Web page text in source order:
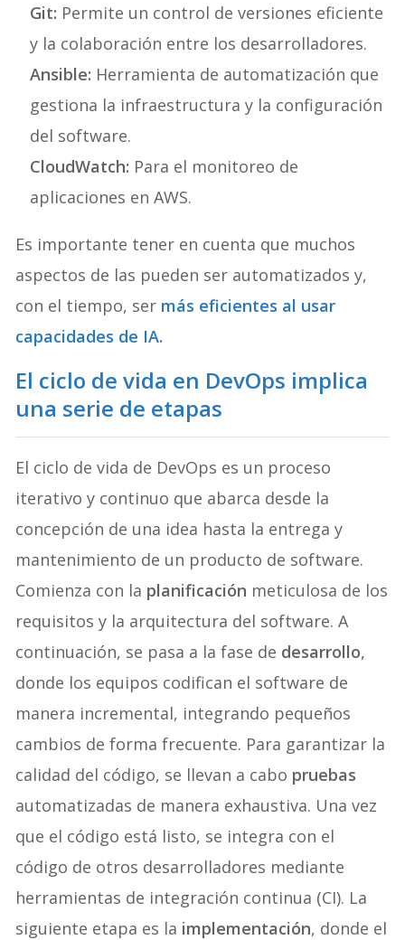
Git: Permite un control de versiones eficiente
y la colaboración entre los desarrolladores.
Ansible: Herramienta de automatización que
gestiona la infraestructura y la configuración
del software.
CloudWatch: Para el monitoreo de
aplicaciones en AWS.
Es importante tener en cuenta que muchos
aspectos de las pueden ser automatizados y,
con el tiempo, ser más eficientes al usar
capacidades de IA.
El ciclo de vida en DevOps implica
una serie de etapas
El ciclo de vida de DevOps es un proceso
iterativo y continuo que abarca desde la
concepción de una idea hasta la entrega y
mantenimiento de un producto de software.
Comienza con la planificación meticulosa de los
requisitos y la arquitectura del software. A
continuación, se pasa a la fase de desarrollo,
donde los equipos codifican el software de
manera incremental, integrando pequeños
cambios de forma frecuente. Para garantizar la
calidad del código, se llevan a cabo pruebas
automatizadas de manera exhaustiva. Una vez
que el código está listo, se integra con el
código de otros desarrolladores mediante
herramientas de integración continua (CI). La
siguiente etapa es la implementación, donde el